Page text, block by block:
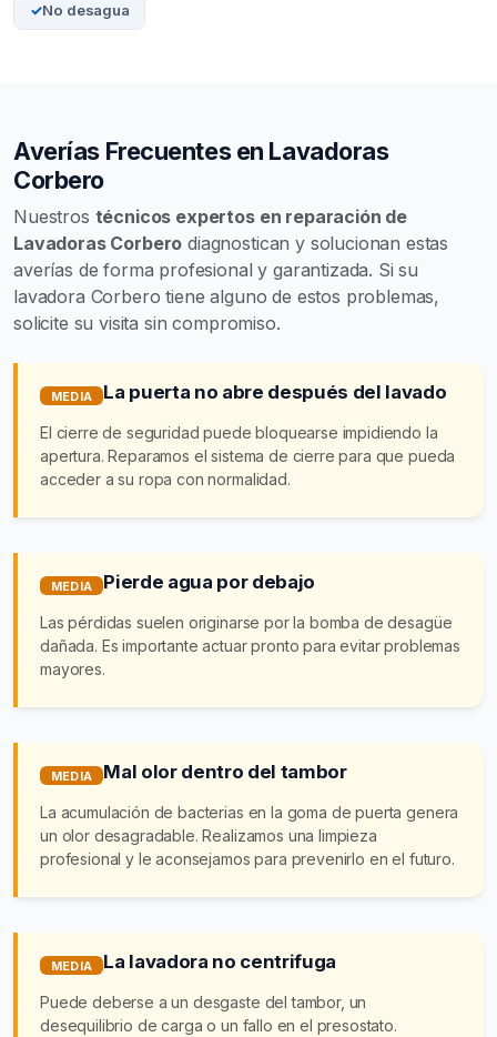
No desagua
Averías Frecuentes en Lavadoras
Corbero
Nuestros técnicos expertos en reparación de
Lavadoras Corbero diagnostican y solucionan estas
averías de forma profesional y garantizada. Si su
lavadora Corbero tiene alguno de estos problemas,
solicite su visita sin compromiso.
MEDIA La puerta no abre después del lavado
El cierre de seguridad puede bloquearse impidiendo la
apertura. Reparamos el sistema de cierre para que pueda
acceder a su ropa con normalidad.
MEDIA Pierde agua por debajo
Las pérdidas suelen originarse por la bomba de desagüe
dañada. Es importante actuar pronto para evitar problemas
mayores.
MEDIA Mal olor dentro del tambor
La acumulación de bacterias en la goma de puerta genera
un olor desagradable. Realizamos una limpieza
profesional y le aconsejamos para prevenirlo en el futuro.
MEDIA La lavadora no centrifuga
Puede deberse a un desgaste del tambor, un
desequilibrio de carga o un fallo en el presostato.